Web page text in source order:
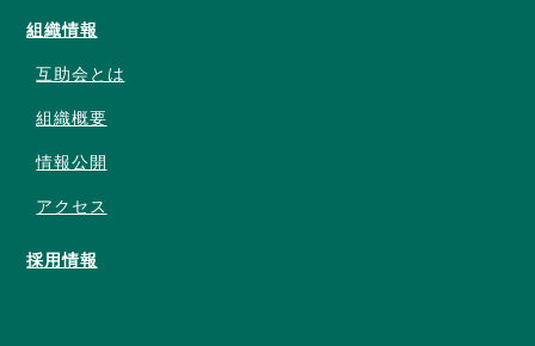
組織情報
互助会とは
組織概要
情報公開
アクセス
採用情報